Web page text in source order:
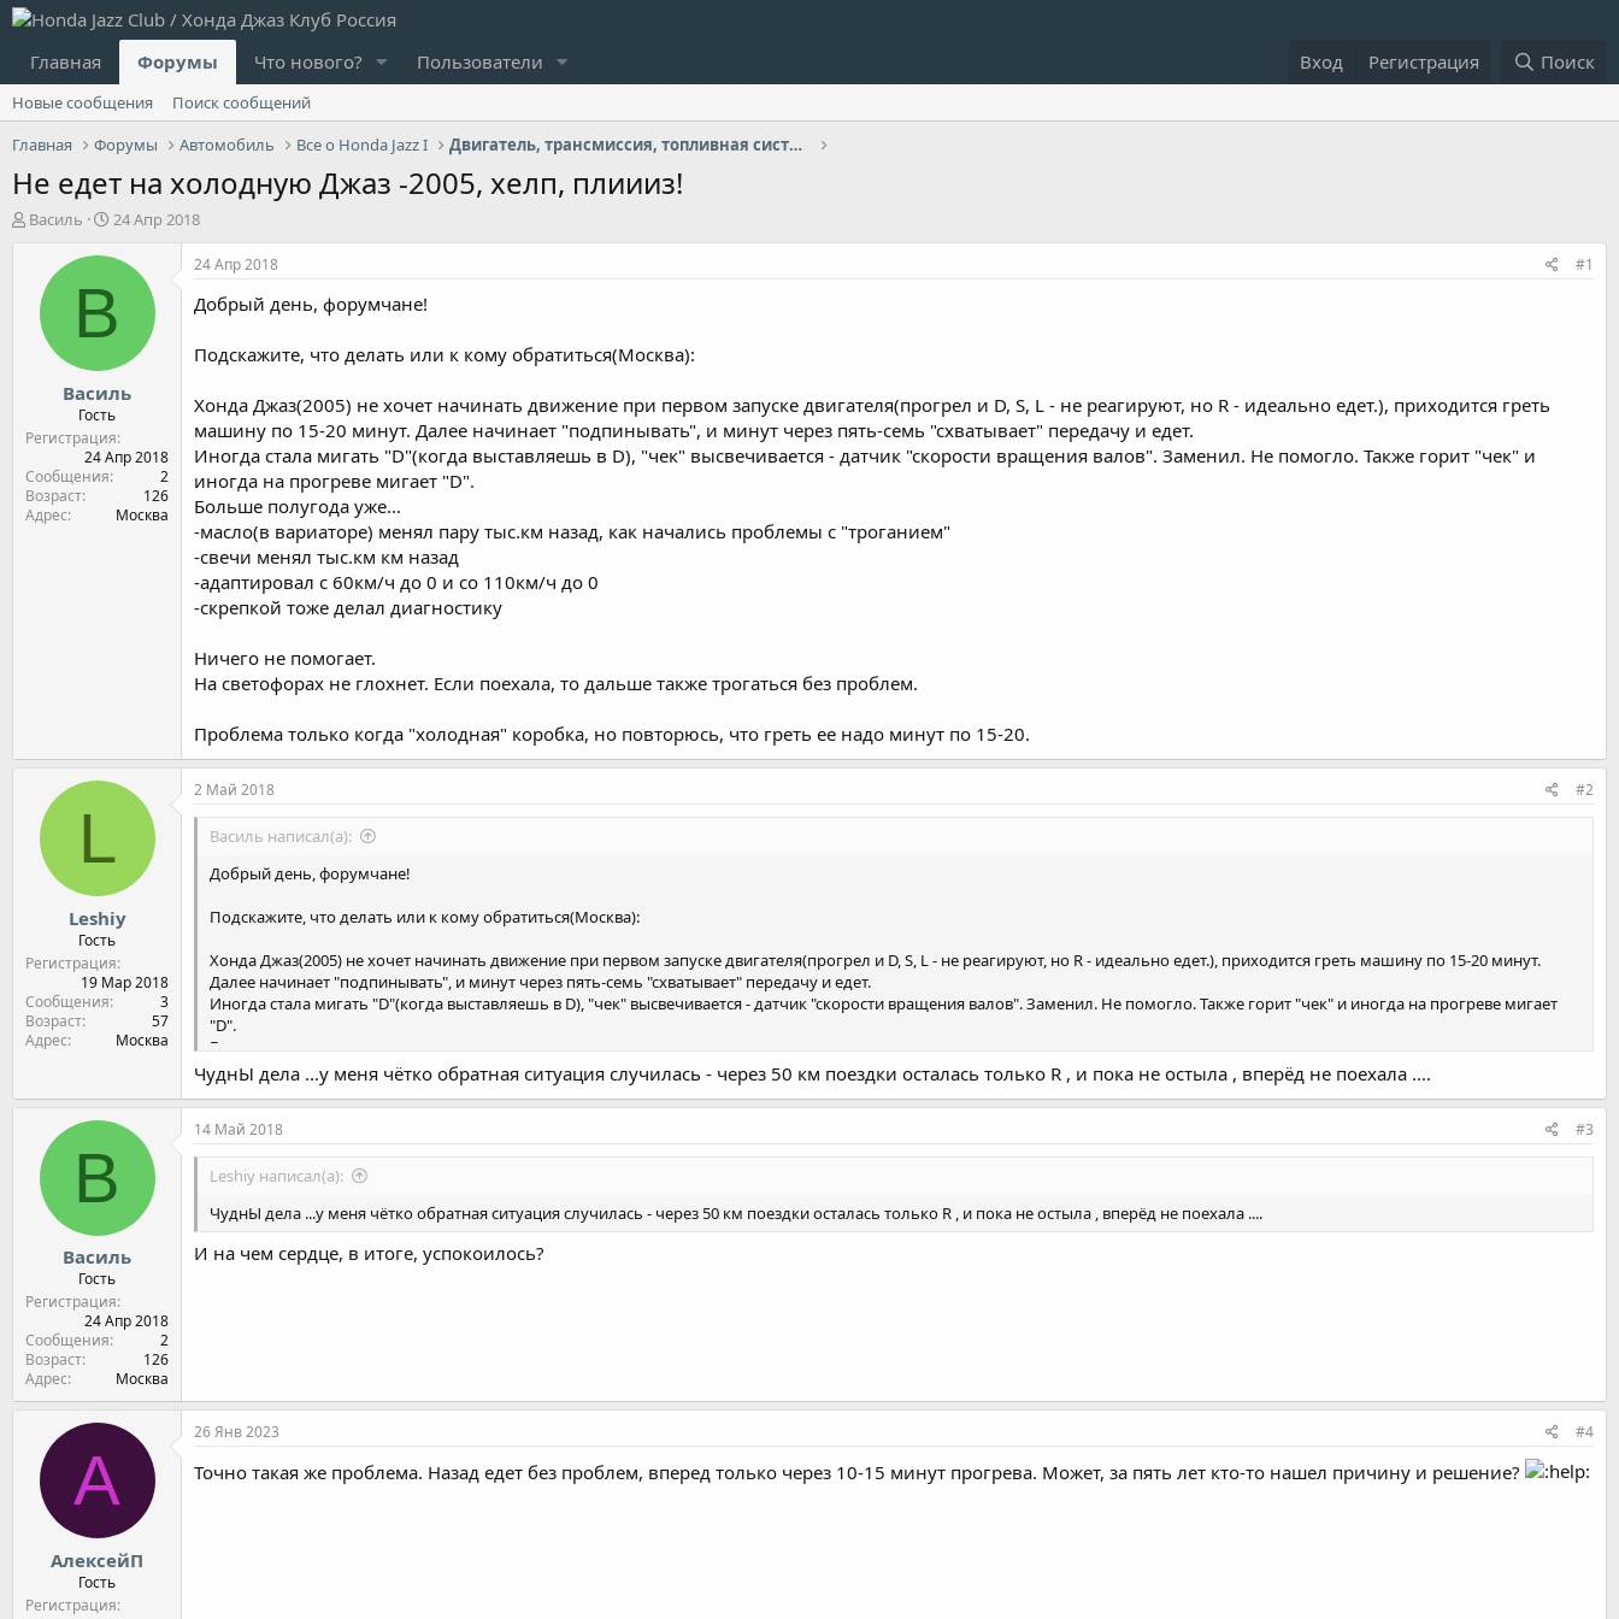
Главная Форумы Что нового? Пользователи Вход Регистрация Поиск
Новые сообщения
Поиск сообщений
Главная
Форумы Автомобиль Все о Honda Jazz I Двигатель, трансмиссия, топливная система
Не едет на холодную Джаз -2005, хелп, плиииз!
А
Василь
Д
т
н
а
а
л
а
24 Апр 2018
В
Василь
Гость
Регистрация
24 Апр 2018
Сообщения
2
Возраст
126
Адрес
Москва
24 Апр 2018 #1
Добрый день, форумчане!
Подскажите, что делать или к кому обратиться(Москва):
Хонда Джаз(2005) не хочет начинать движение при первом запуске двигателя(прогрел и D, S, L - не реагируют, но R - идеально едет.), приходится греть
машину по 15-20 минут. Далее начинает "подпинывать", и минут через пять-семь "схватывает" передачу и едет.
Иногда стала мигать "D"(когда выставляешь в D), "чек" высвечивается - датчик "скорости вращения валов". Заменил. Не помогло. Также горит "чек" и
иногда на прогреве мигает "D".
Больше полугода уже...
-масло(в вариаторе) менял пару тыс.км назад, как начались проблемы с "троганием"
-свечи менял тыс.км км назад
-адаптировал с 60км/ч до 0 и со 110км/ч до 0
-скрепкой тоже делал диагностику
Ничего не помогает.
На светофорах не глохнет. Если поехала, то дальше также трогаться без проблем.
Проблема только когда "холодная" коробка, но повторюсь, что греть ее надо минут по 15-20.
L
Leshiy
Гость
Регистрация
19 Мар 2018
Сообщения
3
Возраст
57
Адрес
Москва
2 Май 2018 #2
Василь написал(а):
Добрый день, форумчане!
Подскажите, что делать или к кому обратиться(Москва):
Хонда Джаз(2005) не хочет начинать движение при первом запуске двигателя(прогрел и D, S, L - не реагируют, но R - идеально едет.), приходится греть машину по 15-20 минут.
Далее начинает "подпинывать", и минут через пять-семь "схватывает" передачу и едет.
Иногда стала мигать "D"(когда выставляешь в D), "чек" высвечивается - датчик "скорости вращения валов". Заменил. Не помогло. Также горит "чек" и иногда на прогреве мигает
"D".
Больше полугода уже...
-масло(в вариаторе) менял пару тыс.км назад, как начались проблемы с "троганием"
-свечи менял тыс.км км назад
-адаптировал с 60км/ч до 0 и со 110км/ч до 0
-скрепкой тоже делал диагностику
Ничего не помогает.
ЧуднЫ дела ...у меня чётко обратная ситуация случилась - через 50 км поездки осталась только R , и пока не остыла , вперёд не поехала ....
В
Василь
Гость
Регистрация
24 Апр 2018
Сообщения
2
Возраст
126
Адрес
Москва
14 Май 2018 #3
Leshiy написал(а):
ЧуднЫ дела ...у меня чётко обратная ситуация случилась - через 50 км поездки осталась только R , и пока не остыла , вперёд не поехала ....
И на чем сердце, в итоге, успокоилось?
А
АлексейП
Гость
Регистрация
26 Янв 2023 #4
Точно такая же проблема. Назад едет без проблем, вперед только через 10-15 минут прогрева. Может, за пять лет кто-то нашел причину и решение?